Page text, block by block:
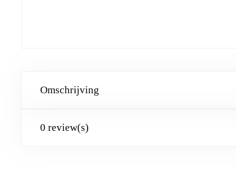
Omschrijving
0 review(s)